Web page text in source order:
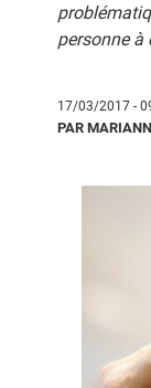
personne à
17/03/2017 -
PAR